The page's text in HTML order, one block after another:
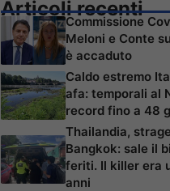
Articoli recenti
Commissione
Meloni e Conte
è accaduto
Caldo estremo
afa: temporali al
record fino a 48
Thailandia,
Bangkok: sale il
feriti. Il killer era
anni